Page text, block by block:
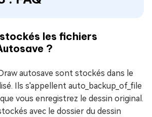
les fichiers
?
autosave sont stockés dans le
Ils s'appellent auto_backup_of_file
vous enregistrez le dessin original.
avec le dossier du dessin